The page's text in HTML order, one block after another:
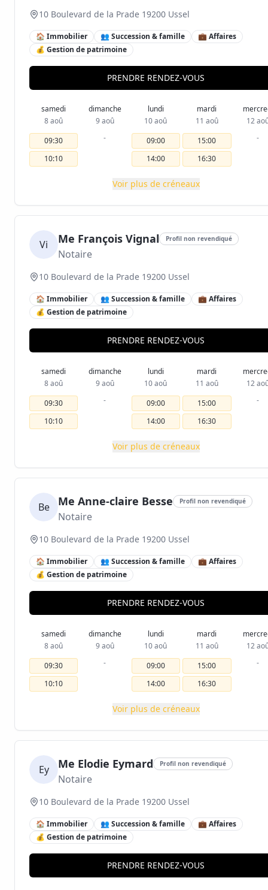
10 Boulevard de la Prade 19200 Ussel
🏠 Immobilier 👥 Succession & famille
💼 Affaires
💰 Gestion de patrimoine
PRENDRE RENDEZ-VOUS
samedi
8 aoû
09:30
10:10
dimanche
9 aoû
-
lundi
10 aoû
09:00
14:00
mardi
11 aoû
15:00
16:30
12
-
Voir plus de créneaux
Vi Me François Vignal Profil non revendiqué
Notaire
10 Boulevard de la Prade 19200 Ussel
🏠 Immobilier 👥 Succession & famille
💼 Affaires
💰 Gestion de patrimoine
PRENDRE RENDEZ-VOUS
samedi
8 aoû
09:30
10:10
dimanche
9 aoû
-
lundi
10 aoû
09:00
14:00
mardi
11 aoû
15:00
16:30
12
-
Voir plus de créneaux
Be Me Anne-claire Besse Profil non revendiqué
Notaire
10 Boulevard de la Prade 19200 Ussel
🏠 Immobilier 👥 Succession & famille
💼 Affaires
💰 Gestion de patrimoine
PRENDRE RENDEZ-VOUS
samedi
8 aoû
09:30
10:10
dimanche
9 aoû
-
lundi
10 aoû
09:00
14:00
mardi
11 aoû
15:00
16:30
12
-
Voir plus de créneaux
Ey Me Elodie Eymard Profil non revendiqué
Notaire
10 Boulevard de la Prade 19200 Ussel
🏠 Immobilier 👥 Succession & famille
💼 Affaires
💰 Gestion de patrimoine
PRENDRE RENDEZ-VOUS